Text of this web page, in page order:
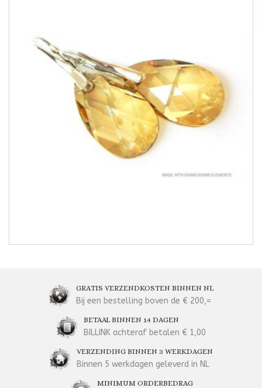
GRATIS VERZENDKOSTEN BINNEN NL
Bij een bestelling boven de € 200,=
BETAAL BINNEN 14 DAGEN
BILLINK achteraf betalen € 1,00
VERZENDING BINNEN 3 WERKDAGEN
Binnen 5 werkdagen geleverd in NL
MINIMUM ORDERBEDRAG